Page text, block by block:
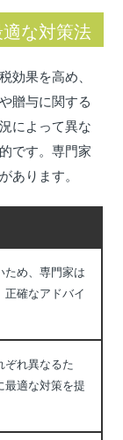
な対策法
効果を高め、
贈与に関する
によって異な
です。専門家
あります。
ため、専門家は
正確なアドバイ
ぞれ異なるた
最適な対策を提